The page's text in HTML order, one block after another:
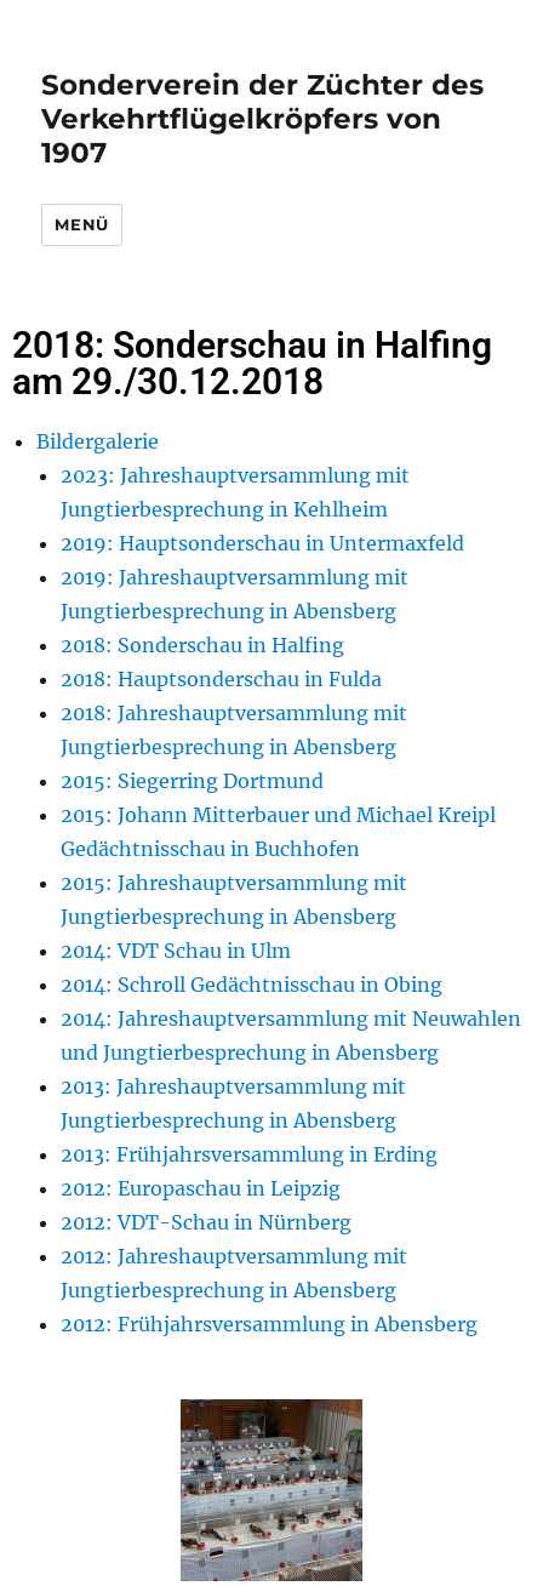
Sonderverein der Züchter des
Verkehrtflügelkröpfers von
1907
MENÜ
2018: Sonderschau in Halfing
am 29./30.12.2018
Bildergalerie
2023: Jahreshauptversammlung mit
Jungtierbesprechung in Kehlheim
2019: Hauptsonderschau in Untermaxfeld
2019: Jahreshauptversammlung mit
Jungtierbesprechung in Abensberg
2018: Sonderschau in Halfing
2018: Hauptsonderschau in Fulda
2018: Jahreshauptversammlung mit
Jungtierbesprechung in Abensberg
2015: Siegerring Dortmund
2015: Johann Mitterbauer und Michael Kreipl
Gedächtnisschau in Buchhofen
2015: Jahreshauptversammlung mit
Jungtierbesprechung in Abensberg
2014: VDT Schau in Ulm
2014: Schroll Gedächtnisschau in Obing
2014: Jahreshauptversammlung mit Neuwahlen
und Jungtierbesprechung in Abensberg
2013: Jahreshauptversammlung mit
Jungtierbesprechung in Abensberg
2013: Frühjahrsversammlung in Erding
2012: Europaschau in Leipzig
2012: VDT-Schau in Nürnberg
2012: Jahreshauptversammlung mit
Jungtierbesprechung in Abensberg
2012: Frühjahrsversammlung in Abensberg